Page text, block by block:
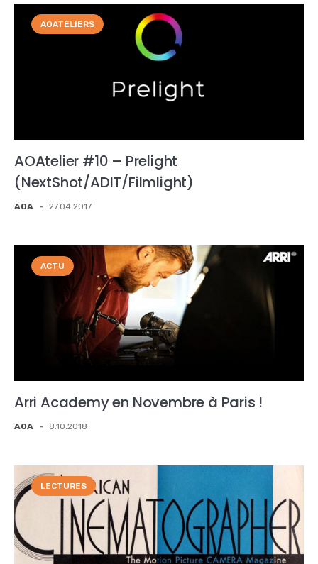
AOATELIERS
AOAtelier #10 – Prelight
(NextShot/ADIT/Filmlight)
AOA - 27.04.2017
ACTU
Arri Academy en Novembre à Paris !
AOA - 8.10.2018
LECTURES